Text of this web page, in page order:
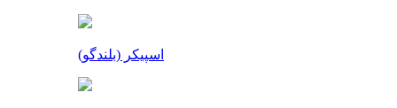
اسپیکر (بلندگو)